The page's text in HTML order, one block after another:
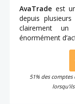
AvaTrade est
depuis
clairement
énormément
51% des